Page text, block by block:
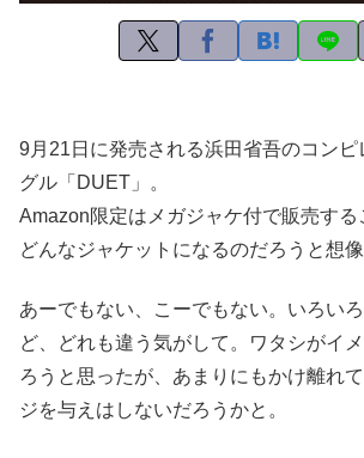
9月21日に発売される浜田省吾のコンピ
グル「DUET」。
Amazon限定はメガジャケ付で販売する
どんなジャケットになるのだろうと想像
あーでもない、こーでもない。いろい
ど、どれも違う気がして。ワタシがイ
ろうと思ったが、あまりにもかけ離れ
ジを与えはしないだろうかと。